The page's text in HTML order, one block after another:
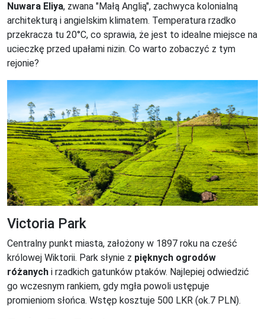
Nuwara Eliya, zwana "Małą Anglią", zachwyca kolonialną
architekturą i angielskim klimatem. Temperatura rzadko
przekracza tu 20°C, co sprawia, że jest to idealne miejsce na
ucieczkę przed upałami nizin. Co warto zobaczyć z tym
rejonie?
Victoria Park
Centralny punkt miasta, założony w 1897 roku na cześć
królowej Wiktorii. Park słynie z pięknych ogrodów
różanych i rzadkich gatunków ptaków. Najlepiej odwiedzić
go wczesnym rankiem, gdy mgła powoli ustępuje
promieniom słońca. Wstęp kosztuje 500 LKR (ok.7 PLN).